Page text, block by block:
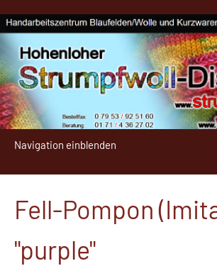
Navigation einblenden
Fell-Pompon
"purple"